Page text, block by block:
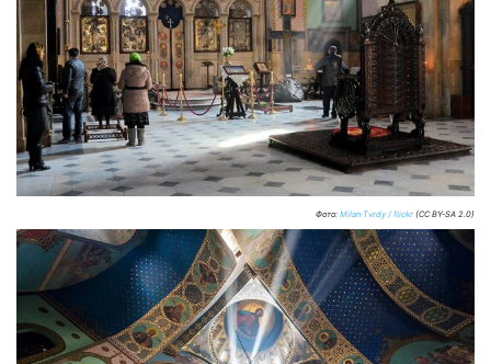
Фото: Milan Tvrdy / flickr (CC BY-SA 2.0)